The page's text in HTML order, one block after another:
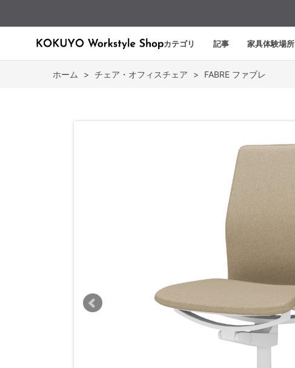
カテゴリ 記事 家具体験場所
ホーム > チェア・オフィスチェア > FABRE ファブレ